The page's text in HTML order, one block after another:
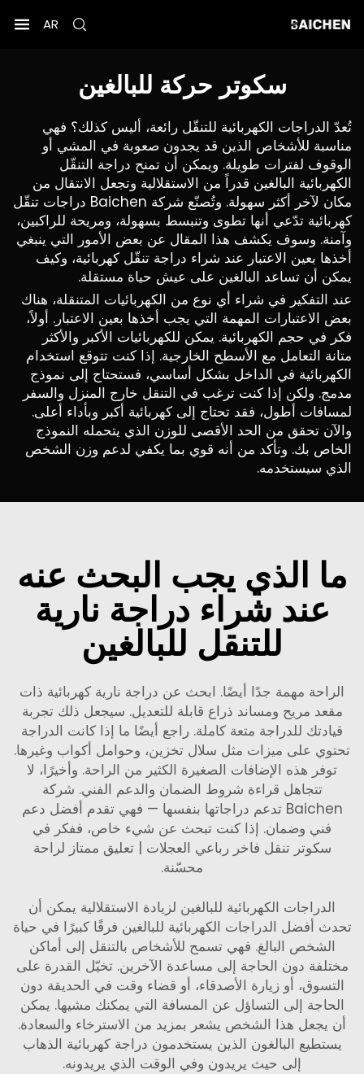
AR
سكوتر حركة للبالغين
تُعدّ الدراجات الكهربائية للتنقّل رائعة، أليس كذلك؟ فهي
مناسبة للأشخاص الذين قد يجدون صعوبة في المشي أو
الوقوف لفترات طويلة. ويمكن أن تمنح دراجة التنقّل
الكهربائية البالغين قدراً من الاستقلالية وتجعل الانتقال من
مكان لآخر أكثر سهولة. وتُصنّع شركة Baichen دراجات تنقّل
كهربائية تدّعي أنها تطوى وتنبسط بسهولة، ومريحة للراكبين،
وآمنة. وسوف يكشف هذا المقال عن بعض الأمور التي ينبغي
أخذها بعين الاعتبار عند شراء دراجة تنقّل كهربائية، وكيف
يمكن أن تساعد البالغين على عيش حياة مستقلة.
عند التفكير في شراء أي نوع من الكهربائيات المتنقلة، هناك
بعض الاعتبارات المهمة التي يجب أخذها بعين الاعتبار. أولاً،
فكر في حجم الكهربائية. يمكن للكهربائيات الأكبر والأكثر
متانة التعامل مع الأسطح الخارجية. إذا كنت تتوقع استخدام
الكهربائية في الداخل بشكل أساسي، فستحتاج إلى نموذج
مدمج. ولكن إذا كنت ترغب في التنقل خارج المنزل والسفر
لمسافات أطول، فقد تحتاج إلى كهربائية أكبر وبأداء أعلى.
والآن تحقق من الحد الأقصى للوزن الذي يتحمله النموذج
الخاص بك. وتأكد من أنه قوي بما يكفي لدعم وزن الشخص
الذي سيستخدمه.
ما الذي يجب البحث عنه
عند شراء دراجة نارية
للتنقل للبالغين
الراحة مهمة جدًا أيضًا. ابحث عن دراجة نارية كهربائية ذات
مقعد مريح ومساند ذراع قابلة للتعديل. سيجعل ذلك تجربة
قيادتك للدراجة متعة كاملة. راجع أيضًا ما إذا كانت الدراجة
تحتوي على ميزات مثل سلال تخزين، وحوامل أكواب وغيرها.
توفر هذه الإضافات الصغيرة الكثير من الراحة. وأخيرًا، لا
تتجاهل قراءة شروط الضمان والدعم الفني. شركة
Baichen تدعم دراجاتها بنفسها — فهي تقدم أفضل دعم
فني وضمان. إذا كنت تبحث عن شيء خاص، ففكر في
سكوتر تنقل فاخر رباعي العجلات | تعليق ممتاز لراحة
محسّنة.
الدراجات الكهربائية للبالغين لزيادة الاستقلالية يمكن أن
تحدث أفضل الدراجات الكهربائية للبالغين فرقًا كبيرًا في حياة
الشخص البالغ. فهي تسمح للأشخاص بالتنقل إلى أماكن
مختلفة دون الحاجة إلى مساعدة الآخرين. تخيّل القدرة على
التسوق، أو زيارة الأصدقاء، أو قضاء وقت في الحديقة دون
الحاجة إلى التساؤل عن المسافة التي يمكنك مشيها. يمكن
أن يجعل هذا الشخص يشعر بمزيد من الاسترخاء والسعادة.
يستطيع البالغون الذين يستخدمون دراجة كهربائية الذهاب
إلى حيث يريدون وفي الوقت الذي يريدونه.